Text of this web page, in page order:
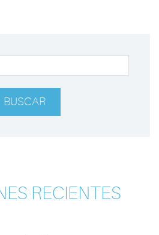
BUSCAR
RECIENTES